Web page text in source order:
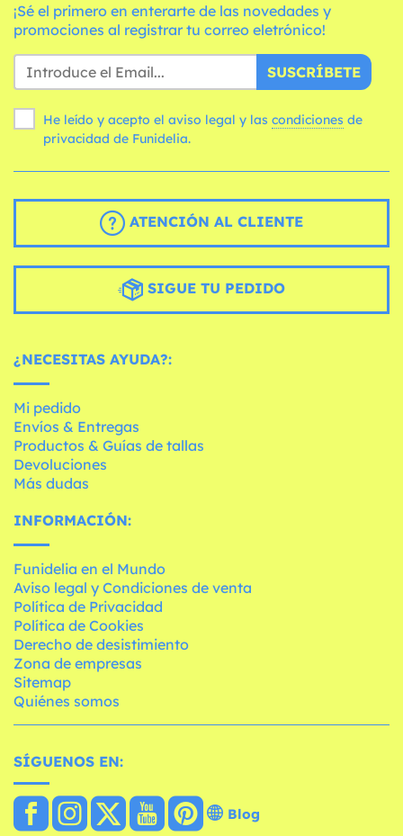
¡Sé el primero en enterarte de las novedades y
promociones al registrar tu correo eletrónico!
SUSCRÍBETE
He leído y acepto el aviso legal y las condiciones
privacidad de Funidelia.
ATENCIÓN AL CLIENTE
SIGUE TU PEDIDO
¿NECESITAS AYUDA?:
Mi pedido
Envíos & Entregas
Productos & Guías de tallas
Devoluciones
Más dudas
INFORMACIÓN:
Funidelia en el Mundo
Aviso legal y Condiciones de venta
Política de Privacidad
Política de Cookies
Derecho de desistimiento
Zona de empresas
Sitemap
Quiénes somos
SÍGUENOS EN:
Blog